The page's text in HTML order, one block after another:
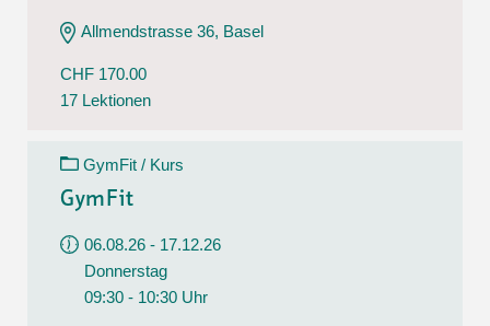
Allmendstrasse 36, Basel
CHF 170.00
17 Lektionen
GymFit / Kurs
GymFit
06.08.26 - 17.12.26
Donnerstag
09:30 - 10:30 Uhr